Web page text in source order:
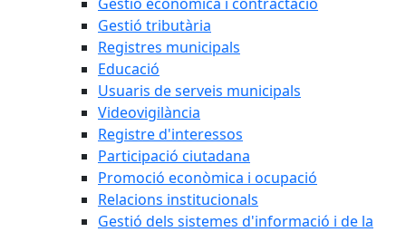
Gestió tributària
Registres municipals
Educació
Usuaris de serveis municipals
Videovigilància
Registre d'interessos
Participació ciutadana
Promoció econòmica i ocupació
Relacions institucionals
Gestió dels sistemes d'informació i de la